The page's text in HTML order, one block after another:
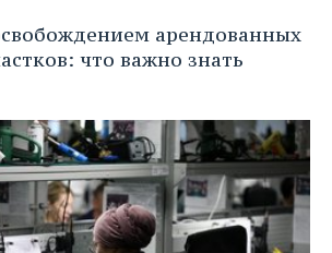
арендованных
что важно знать